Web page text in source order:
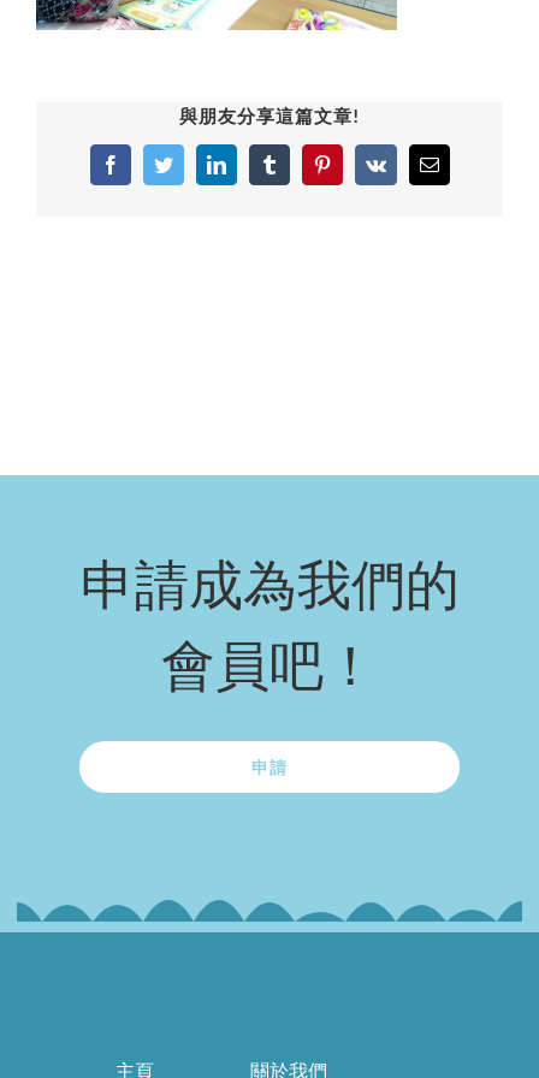
與朋友分享這篇文章!
FacebookTwitterLinkedInTumblrPinterest
Vk Email:
申請成為我們的
會員吧！
申請
主頁 關於我們